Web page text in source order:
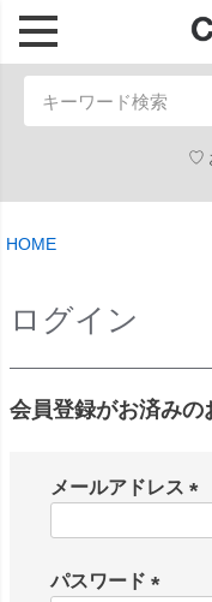
HOME
ログイン
会員登録がお済みの
メールアドレス
パスワード